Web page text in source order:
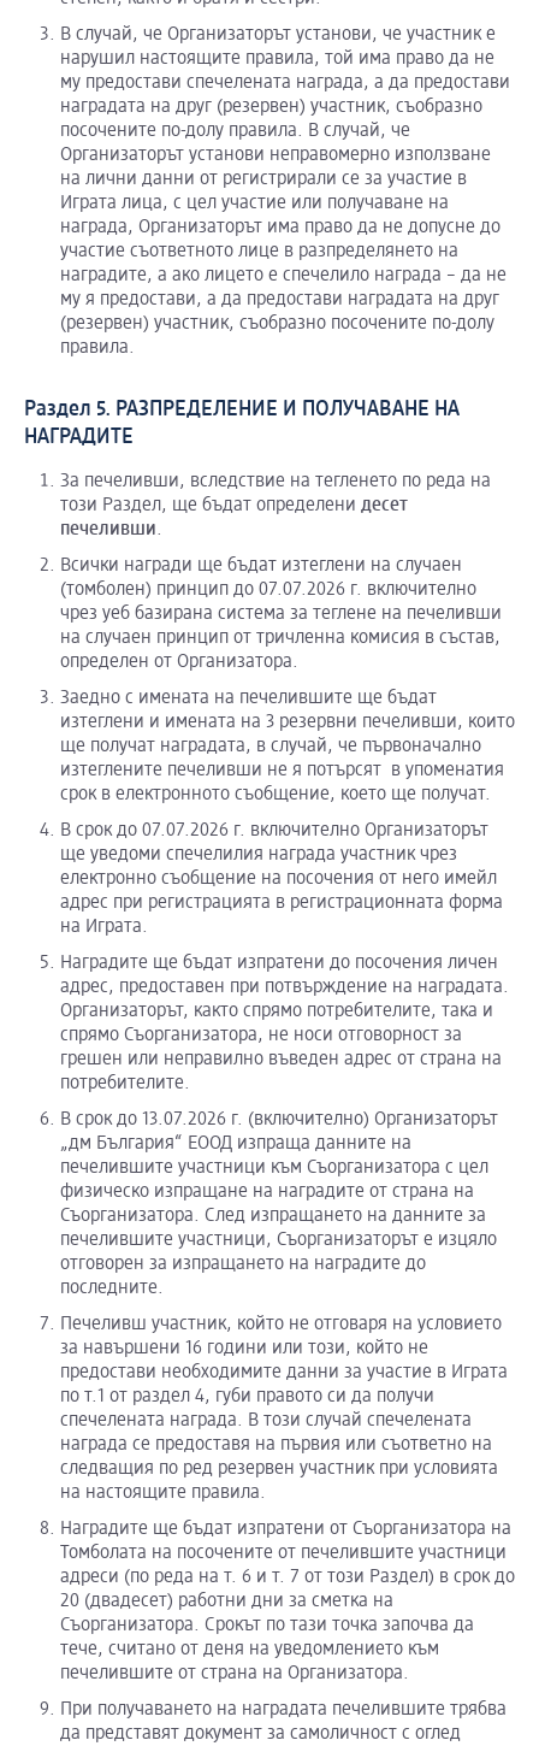
В случай, че Организаторът установи, че участник е
нарушил настоящите правила, той има право да не
му предостави спечелената награда, а да предостави
наградата на друг (резервен) участник, съобразно
посочените по-долу правила. В случай, че
Организаторът установи неправомерно използване
на лични данни от регистрирали се за участие в
Играта лица, с цел участие или получаване на
награда, Организаторът има право да не допусне до
участие съответното лице в разпределянето на
наградите, а ако лицето е спечелило награда – да не
му я предостави, а да предостави наградата на друг
(резервен) участник, съобразно посочените по-долу
правила.
Раздел 5. РАЗПРЕДЕЛЕНИЕ И ПОЛУЧАВАНЕ НА
НАГРАДИТЕ
За печеливши, вследствие на тегленето по реда на
този Раздел, ще бъдат определени десет
печеливши.
Всички награди ще бъдат изтеглени на случаен
(томболен) принцип до 07.07.2026 г. включително
чрез уеб базирана система за теглене на печеливши
на случаен принцип от тричленна комисия в състав,
определен от Организатора.
Заедно с имената на печелившите ще бъдат
изтеглени и имената на 3 резервни печеливши, които
ще получат наградата, в случай, че първоначално
изтеглените печеливши не я потърсят в упоменатия
срок в електронното съобщение, което ще получат.
В срок до 07.07.2026 г. включително Организаторът
ще уведоми спечелилия награда участник чрез
електронно съобщение на посочения от него имейл
адрес при регистрацията в регистрационната форма
на Играта.
Наградите ще бъдат изпратени до посочения личен
адрес, предоставен при потвърждение на наградата.
Организаторът, както спрямо потребителите, така и
спрямо Съорганизатора, не носи отговорност за
грешен или неправилно въведен адрес от страна на
потребителите.
В срок до 13.07.2026 г. (включително) Организаторът
„дм България“ ЕООД изпраща данните на
печелившите участници към Съорганизатора с цел
физическо изпращане на наградите от страна на
Съорганизатора. След изпращането на данните за
печелившите участници, Съорганизаторът е изцяло
отговорен за изпращането на наградите до
последните.
Печеливш участник, който не отговаря на условието
за навършени 16 години или този, който не
предостави необходимите данни за участие в Играта
по т.1 от раздел 4, губи правото си да получи
спечелената награда. В този случай спечелената
награда се предоставя на първия или съответно на
следващия по ред резервен участник при условията
на настоящите правила.
Наградите ще бъдат изпратени от Съорганизатора на
Томболата на посочените от печелившите участници
адреси (по реда на т. 6 и т. 7 от този Раздел) в срок до
20 (двадесет) работни дни за сметка на
Съорганизатора. Срокът по тази точка започва да
тече, считано от деня на уведомлението към
печелившите от страна на Организатора.
При получаването на наградата печелившите трябва
да представят документ за самоличност с оглед